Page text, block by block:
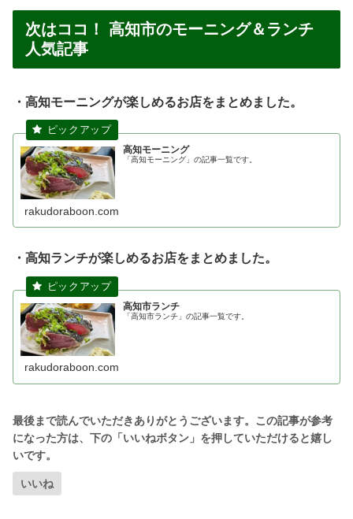
次はココ！ 高知市のモーニング＆ランチ
人気記事
・高知モーニングが楽しめるお店をまとめました。
高知モーニング
「高知モーニング」の記事一覧です。
rakudoraboon.com
・高知ランチが楽しめるお店をまとめました。
高知市ランチ
「高知市ランチ」の記事一覧です。
rakudoraboon.com
いいね